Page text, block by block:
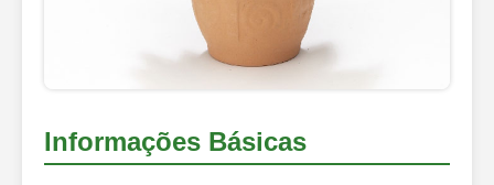
Informações Básicas